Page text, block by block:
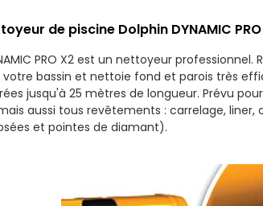
de piscine Dolphin DYNAMIC PRO
PRO X2 est un nettoyeur
votre bassin et nettoie fond et parois très
jusqu'à 25 mètres de longueur. Prévu
aussi tous revêtements : carrelage,
et pointes de diamant).